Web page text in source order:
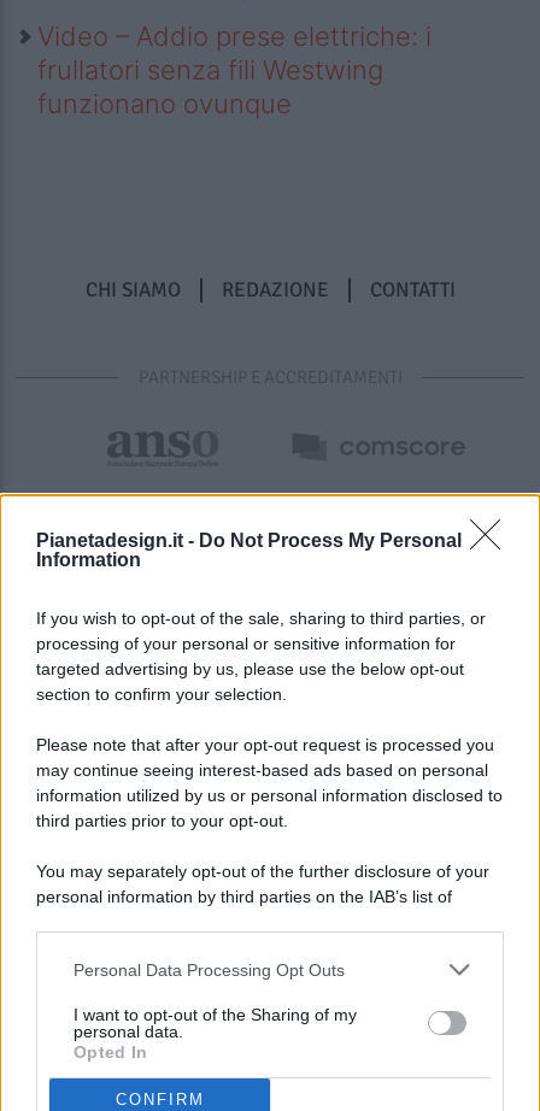
Pianetadesign.it - Do Not Process My Personal
Information
If you wish to opt-out of the sale, sharing to third parties, or
processing of your personal or sensitive information for
targeted advertising by us, please use the below opt-out
section to confirm your selection.
Please note that after your opt-out request is processed you
may continue seeing interest-based ads based on personal
information utilized by us or personal information disclosed to
third parties prior to your opt-out.
You may separately opt-out of the further disclosure of your
personal information by third parties on the IAB’s list of
This information may also be disclosed by us to third parties
disclose it to other third parties.
Personal Data Processing Opt Outs
I want to opt-out of the Sharing of my
personal data.
Opted In
CONFIRM
Video – Addio prese elettriche: i
frullatori senza fili Westwing
funzionano ovunque
CHI SIAMO REDAZIONE CONTATTI
PARTNERSHIP E ACCREDITAMENTI
© 2026 - Pianeta Design - P.IVA 04827280654 - Testata
Registrata Al Tribunale Di Nocera Inferiore N. 8/2020 - RG N.
ISCRIZIONE AL ROC N. 35792 – ISCRITTA ALL’ANSO
(ASSOCIAZIONE NAZIONALE STAMPA ONLINE)
PREFERENZE PRIVACY